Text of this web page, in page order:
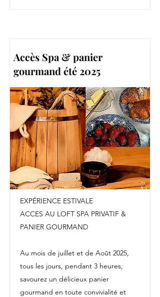
Accès Spa & panier
gourmand été 2025
EXPÉRIENCE ESTIVALE
ACCES AU LOFT SPA PRIVATIF &
PANIER GOURMAND
Au mois de juillet et de Août 2025,
tous les jours, pendant 3 heures,
savourez un délicieux panier
gourmand en toute convivialité et